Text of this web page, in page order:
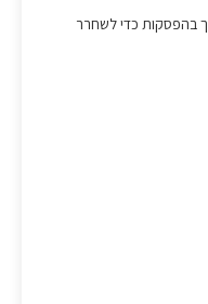
בהפסקות כדי לשחרר